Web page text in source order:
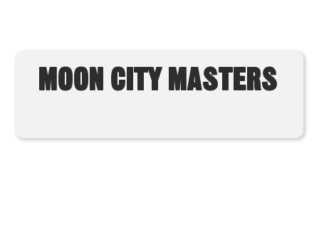
MOON CITY MASTERS